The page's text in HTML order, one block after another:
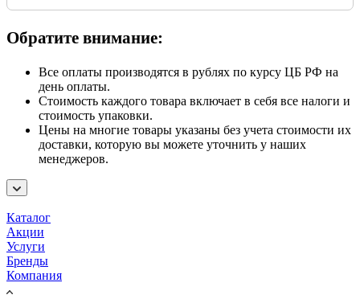
Обратите внимание:
Все оплаты производятся в рублях по курсу ЦБ РФ на
день оплаты.
Стоимость каждого товара включает в себя все налоги и
стоимость упаковки.
Цены на многие товары указаны без учета стоимости их
доставки, которую вы можете уточнить у наших
менеджеров.
Каталог
Акции
Услуги
Бренды
Компания